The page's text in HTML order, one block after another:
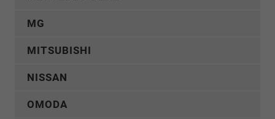
MG
MITSUBISHI
NISSAN
OMODA